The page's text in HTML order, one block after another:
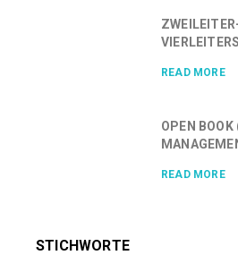
READ MORE
OPEN
READ MORE
STICHWORTE